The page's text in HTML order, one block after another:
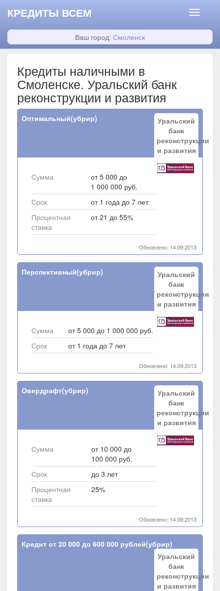
КРЕДИТЫ ВСЕМ
Ваш город: Смоленск
Кредиты наличными в
Смоленске. Уральский банк
реконструкции и развития
Оптимальный(убрир)
Уральский
банк
реконструкции
и развития
Сумма
от 5 000 до
1 000 000 руб.
Срок
от 1 года до 7 лет
Процентная
ставка
от 21 до 55%
Обновлено: 14.09.2013
Перспективный(убрир)
Уральский
банк
реконструкции
и развития
Сумма
от 5 000 до 1 000 000 руб.
Срок
от 1 года до 7 лет
Обновлено: 14.09.2013
Овердрафт(убрир)
Уральский
банк
реконструкции
и развития
Сумма
от 10 000 до
100 000 руб.
Срок
до 3 лет
Процентная
ставка
25%
Обновлено: 14.09.2013
Кредит от 20 000 до 600 000 рублей(убрир)
Уральский
банк
реконструкции
и развития